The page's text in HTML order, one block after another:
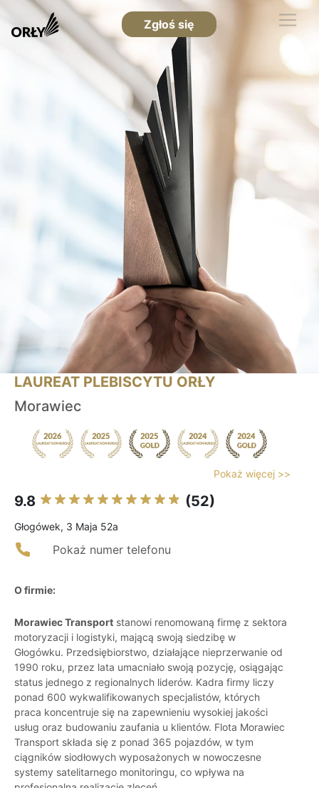
Zgłoś się
LAUREAT PLEBISCYTU ORŁY
Morawiec
Pokaż więcej >>
9.8 (52)
Głogówek, 3 Maja 52a
Pokaż numer telefonu
O firmie:
Morawiec Transport stanowi renomowaną firmę z sektora
motoryzacji i logistyki, mającą swoją siedzibę w
Głogówku. Przedsiębiorstwo, działające nieprzerwanie od
1990 roku, przez lata umacniało swoją pozycję, osiągając
status jednego z regionalnych liderów. Kadra firmy liczy
ponad 600 wykwalifikowanych specjalistów, których
praca koncentruje się na zapewnieniu wysokiej jakości
usług oraz budowaniu zaufania u klientów. Flota Morawiec
Transport składa się z ponad 365 pojazdów, w tym
ciągników siodłowych wyposażonych w nowoczesne
systemy satelitarnego monitoringu, co wpływa na